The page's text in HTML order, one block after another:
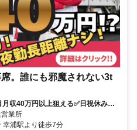
。誰にも邪魔されない3t
収40万円以上狙える✅日祝休み
業所
幸浦駅より徒歩7分